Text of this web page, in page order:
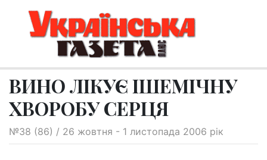
ВИНО ЛІКУЄ ІШЕМІЧНУ
ХВОРОБУ СЕРЦЯ
№38 (86) / 26 жовтня - 1 листопада 2006 рік